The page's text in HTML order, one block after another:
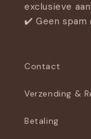
exclusieve
✔️ Geen spam
Contact
Verzending &
Betaling